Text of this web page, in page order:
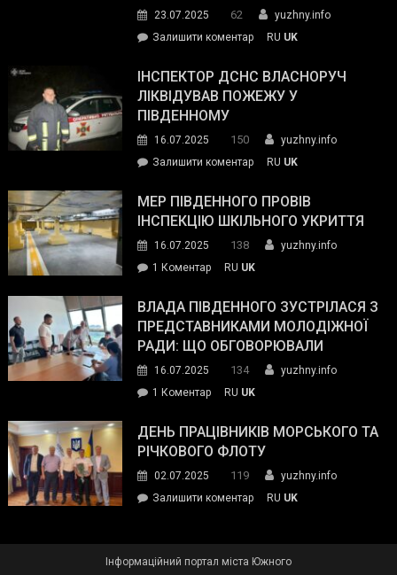
гуманітарну
допомогу
23.07.2025 62
yuzhny.info
Залишити коментарon
провів
нараду
силових
та
органів:
«Наш
спільний
окупанти.
Маємо
діяти
команда
RU UK
ІНСПЕКТОР ДСНС ВЛАСНОРУЧ
ЛІКВІДУВАВ ПОЖЕЖУ У
ПІВДЕННОМУ
16.07.2025 150
yuzhny.info
Залишити коментарon
ДСНС
власноруч
пожежу
у
RU UK
МЕР ПІВДЕННОГО ПРОВІВ
ІНСПЕКЦІЮ ШКІЛЬНОГО УКРИТТЯ
16.07.2025 138
yuzhny.info
1 Коментардо
Південного
провів
інспекцію
укриття
RU UK
ВЛАДА ПІВДЕННОГО ЗУСТРІЛАСЯ З
ПРЕДСТАВНИКАМИ МОЛОДІЖНОЇ
РАДИ: ЩО ОБГОВОРЮВАЛИ
16.07.2025 134
yuzhny.info
1 Коментардо
Південного
зустрілася
представниками
молодіжної
обговорювали
RU UK
ДЕНЬ ПРАЦІВНИКІВ МОРСЬКОГО ТА
РІЧКОВОГО ФЛОТУ
02.07.2025 119
yuzhny.info
Залишити коментарon
RU UK
Інформаційний портал міста Южного